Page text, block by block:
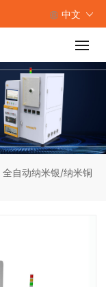
中文
全自动纳米银/纳米铜